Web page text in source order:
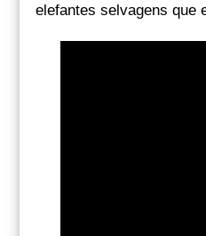
elefantes selvagens que